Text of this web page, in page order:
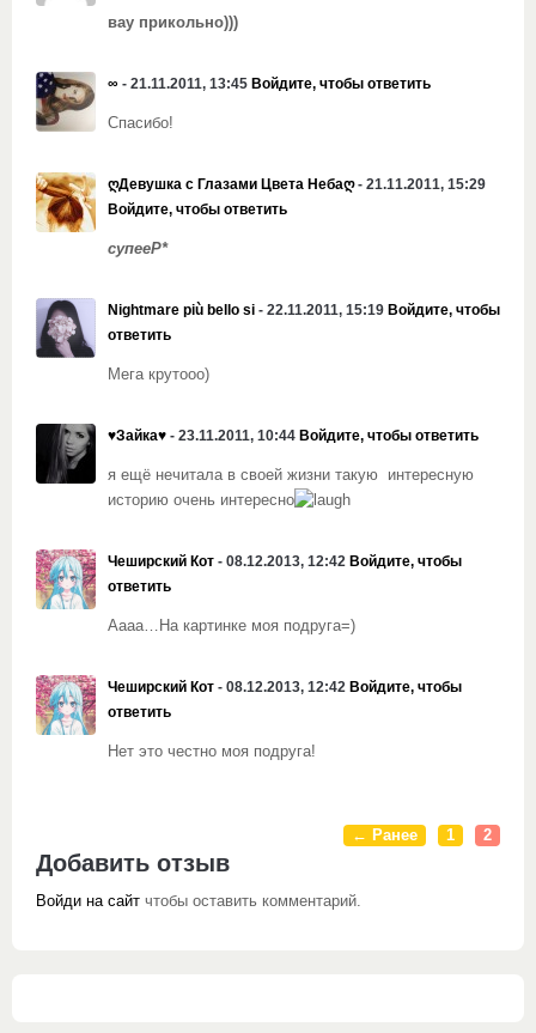
вау прикольно)))
∞ - 21.11.2011, 13:45 Войдите, чтобы ответить
Спасибо!
ღДевушка с Глазами Цвета Небаღ- 21.11.2011, 15:29
Войдите, чтобы ответить
супееР*
Nightmare più bello si - 22.11.2011, 15:19 Войдите, чтобы
ответить
Мега крутооо)
♥Зайка♥ - 23.11.2011, 10:44 Войдите, чтобы ответить
я ещё нечитала в своей жизни такую интересную
историю очень интересно
Чеширский Кот - 08.12.2013, 12:42 Войдите, чтобы
ответить
Аааа…На картинке моя подруга=)
Чеширский Кот - 08.12.2013, 12:42 Войдите, чтобы
ответить
Нет это честно моя подруга!
← Ранее 1 2
Добавить отзыв
Войди на сайт чтобы оставить комментарий.